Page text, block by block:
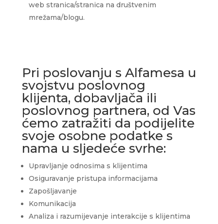
web stranica/stranica na društvenim
mrežama/blogu.
Pri poslovanju s Alfamesa u
svojstvu poslovnog
klijenta, dobavljača ili
poslovnog partnera, od Vas
ćemo zatražiti da podijelite
svoje osobne podatke s
nama u sljedeće svrhe:
Upravljanje odnosima s klijentima
Osiguravanje pristupa informacijama
Zapošljavanje
Komunikacija
Analiza i razumijevanje interakcije s klijentima